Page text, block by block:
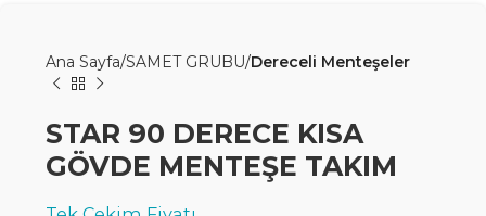
Ana Sayfa SAMET GRUBU Dereceli Menteşeler
STAR 90 DERECE KISA
GÖVDE MENTEŞE TAKIM